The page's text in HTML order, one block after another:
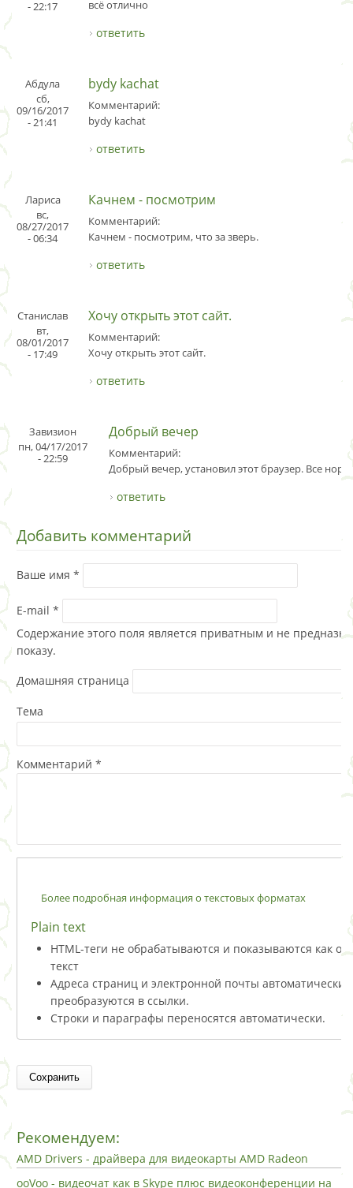
- 22:17
всё отлично
ответить
Абдула
сб,
09/16/2017
- 21:41
bydy kachat
Комментарий:
bydy kachat
ответить
Лариса
вс,
08/27/2017
- 06:34
Качнем - посмотрим
Комментарий:
Качнем - посмотрим, что за зверь.
ответить
Станислав
вт,
08/01/2017
- 17:49
Хочу открыть этот сайт.
Комментарий:
Хочу открыть этот сайт.
ответить
Завизион
пн, 04/17/2017
- 22:59
Добрый вечер
Комментарий:
Добрый вечер, установил этот браузер. Все
ответить
Добавить комментарий
Ваше имя *
E-mail *
Содержание этого поля является приватным и не
показу.
Домашняя страница
Тема
Комментарий *
Более подробная информация о текстовых форматах
Plain text
HTML-теги не обрабатываются и показываются как
текст
Адреса страниц и электронной почты автоматически
преобразуются в ссылки.
Строки и параграфы переносятся автоматически.
Рекомендуем:
AMD Drivers - драйвера для видеокарты AMD Radeon
ooVoo - видеочат как в Skype плюс видеоконференции на